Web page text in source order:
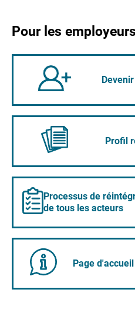
Pour les
Profil
Processus de
de tous les acteurs
Page